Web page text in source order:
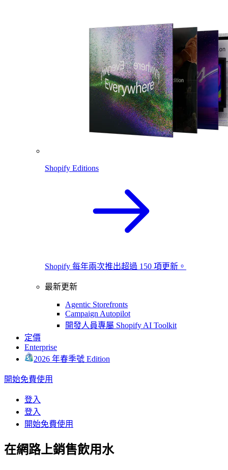
Shopify Editions
Shopify 每年兩次推出超過 150 項更新。
最新更新
Agentic Storefronts
Campaign Autopilot
開發人員專屬 Shopify AI Toolkit
定價
Enterprise
2026 年春季號 Edition
開始免費使用
登入
登入
開始免費使用
在網路上銷售飲用水